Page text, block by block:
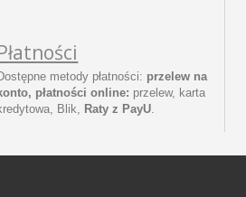
metody płatności: przelew na
płatności online: przelew, karta
Blik, Raty z PayU.